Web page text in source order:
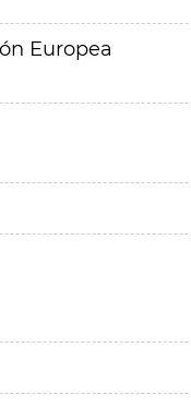
Europea